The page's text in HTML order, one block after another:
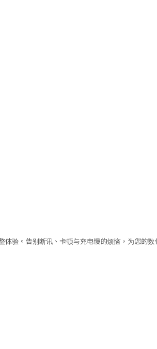
体验。告别断讯、卡顿与充电慢的烦恼，为您的数